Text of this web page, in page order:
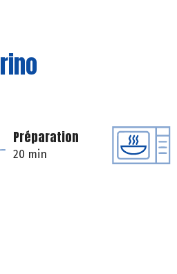
Préparation
20 min